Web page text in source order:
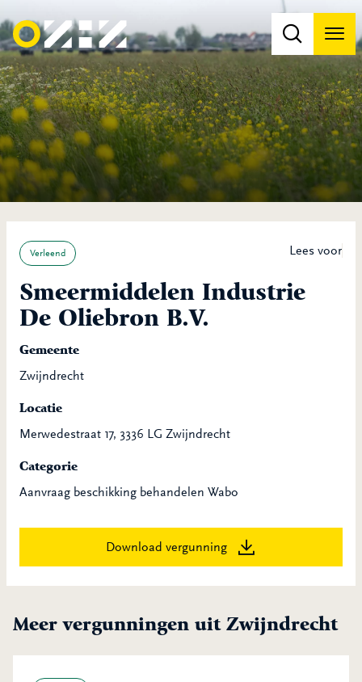
Lees voor
Verleend
Smeermiddelen Industrie
De Oliebron B.V.
Gemeente
Zwijndrecht
Locatie
Merwedestraat 17, 3336 LG Zwijndrecht
Categorie
Aanvraag beschikking behandelen Wabo
Download vergunning
Meer vergunningen uit Zwijndrecht